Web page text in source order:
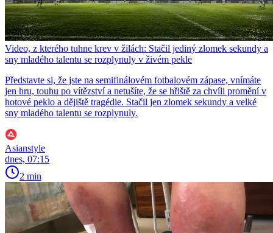
Video, z kterého tuhne krev v žilách: Stačil jediný zlomek sekundy a
sny mladého talentu se rozplynuly v živém pekle
Představte si, že jste na semifinálovém fotbalovém zápase, vnímáte
jen hru, touhu po vítězství a netušíte, že se hřiště za chvíli promění v
hotové peklo a dějiště tragédie. Stačil jen zlomek sekundy a velké
sny mladého talentu se rozplynuly.
Asianstyle
dnes, 07:15
2 min